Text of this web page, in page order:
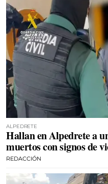
ALPEDRETE
Hallan en Alpedrete a
muertos con signos de
REDACCIÓN